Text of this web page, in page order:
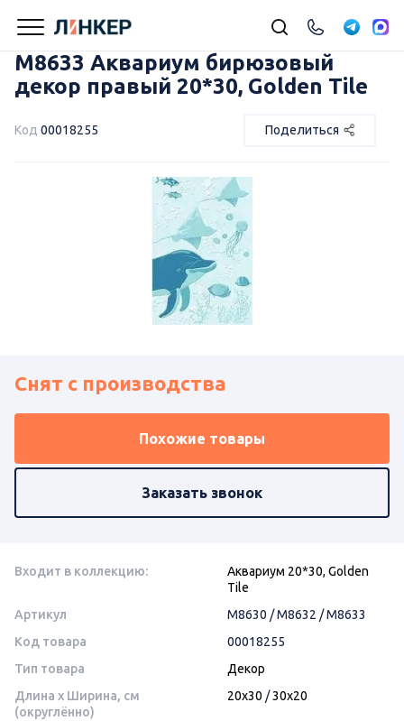
М8633 Аквариум бирюзовый
декор правый 20*30, Golden Tile
Код 00018255 Поделиться
Снят с производства
Похожие товары
Заказать звонок
Входит в коллекцию:
Аквариум 20*30, Golden
Tile
Артикул
М8630 / М8632 / М8633
Код товара
00018255
Тип товара
Декор
Длина x Ширина, см
(округлённо)
20x30 /30x20